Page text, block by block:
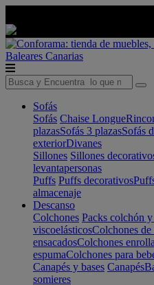
Baleares Canarias
Sofás
Sofás Chaise Longue
plazasSofás 3 plazasSofás
exteriorDivanes
Sillones Sillones
levantapersonas
Puffs Puffs decorativos
almacenaje
Descanso
Colchones Packs colchón y
viscoelásticosColchones de
ensacadosColchones
espumaColchones para
Canapés y bases Canapés
somieres